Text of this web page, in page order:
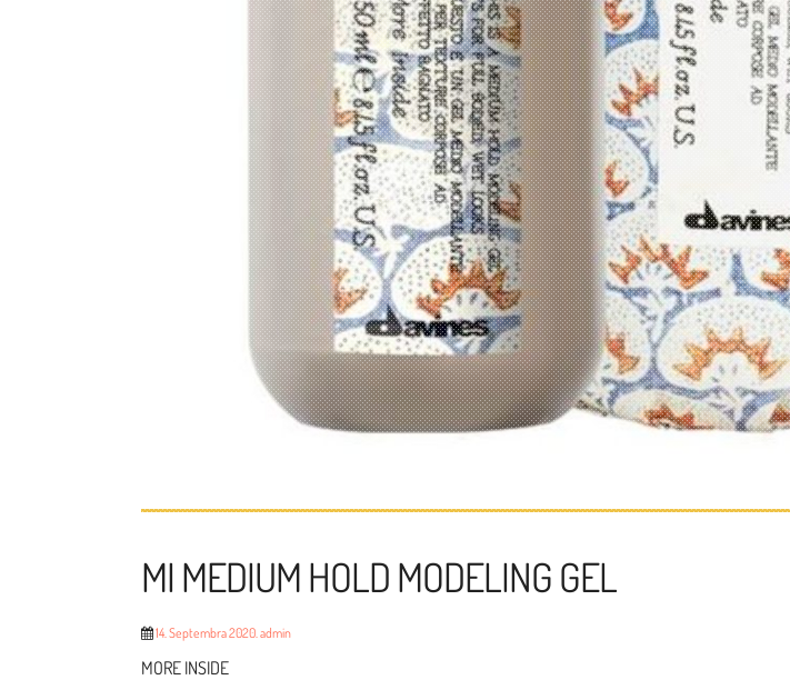
MI MEDIUM HOLD MODELING GEL
14. Septembra 2020.admin
MORE INSIDE